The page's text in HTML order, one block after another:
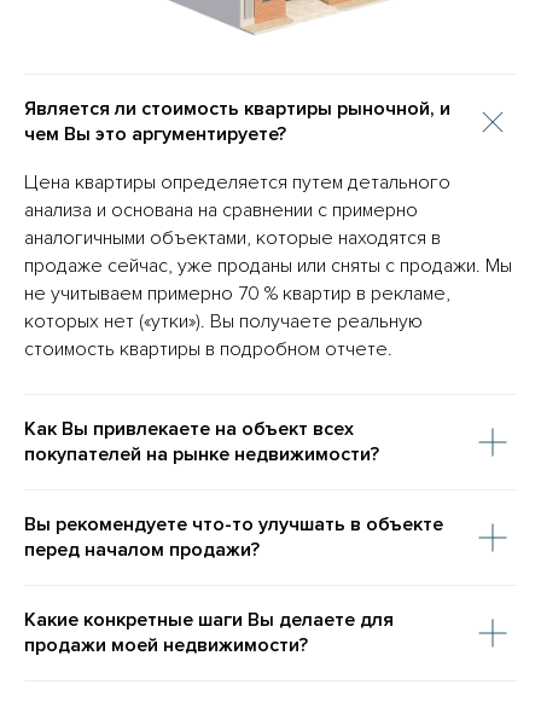
Является ли стоимость квартиры рыночной, и
чем Вы это аргументируете?
Цена квартиры определяется путем детального
анализа и основана на сравнении с примерно
аналогичными объектами, которые находятся в
продаже сейчас, уже проданы или сняты с продажи. Мы
не учитываем примерно 70 % квартир в рекламе,
которых нет («утки»). Вы получаете реальную
стоимость квартиры в подробном отчете.
Как Вы привлекаете на объект всех
покупателей на рынке недвижимости?
Вы рекомендуете что-то улучшать в объекте
перед началом продажи?
Какие конкретные шаги Вы делаете для
продажи моей недвижимости?